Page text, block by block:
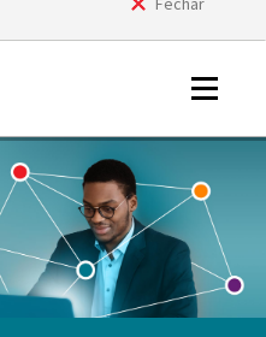
Toggle